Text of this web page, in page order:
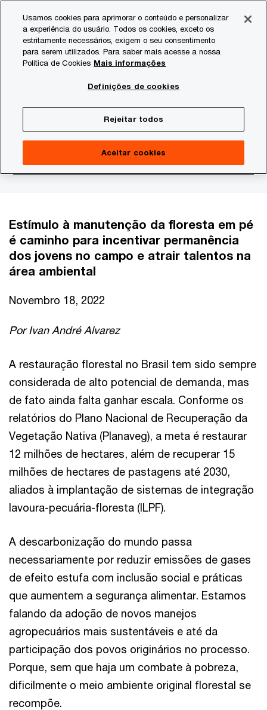
content
footer
Consultoria
Restauração florestal,
jovem rural e a geração
de riqueza para o Brasil
Estímulo à manutenção da floresta em pé
é caminho para incentivar permanência
dos jovens no campo e atrair talentos na
área ambiental
Novembro 18, 2022
Por Ivan André Alvarez
A restauração florestal no Brasil tem sido sempre
considerada de alto potencial de demanda, mas
de fato ainda falta ganhar escala. Conforme os
relatórios do Plano Nacional de Recuperação da
Vegetação Nativa (Planaveg), a meta é restaurar
12 milhões de hectares, além de recuperar 15
milhões de hectares de pastagens até 2030,
aliados à implantação de sistemas de integração
lavoura-pecuária-floresta (ILPF).
A descarbonização do mundo passa
necessariamente por reduzir emissões de gases
de efeito estufa com inclusão social e práticas
que aumentem a segurança alimentar. Estamos
falando da adoção de novos manejos
agropecuários mais sustentáveis e até da
participação dos povos originários no processo.
Porque, sem que haja um combate à pobreza,
dificilmente o meio ambiente original florestal se
recompõe.
Usamos cookies para aprimorar o conteúdo e personalizar
a experiência do usuário. Todos os cookies, exceto os
estritamente necessários, exigem o seu consentimento
para serem utilizados. Para saber mais acesse a nossa
Política de Cookies Mais informações
Definições de cookies
Rejeitar todos
Aceitar cookies